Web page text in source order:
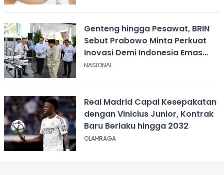
Genteng hingga Pesawat, BRIN
Sebut Prabowo Minta Perkuat
Inovasi Demi Indonesia Emas
2045
NASIONAL
Real Madrid Capai Kesepakatan
dengan Vinicius Junior, Kontrak
Baru Berlaku hingga 2032
OLAHRAGA